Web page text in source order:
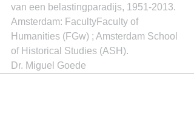
van een belastingparadijs, 1951-2013.
Amsterdam: FacultyFaculty of
Humanities (FGw) ; Amsterdam School
of Historical Studies (ASH).
Dr. Miguel Goede